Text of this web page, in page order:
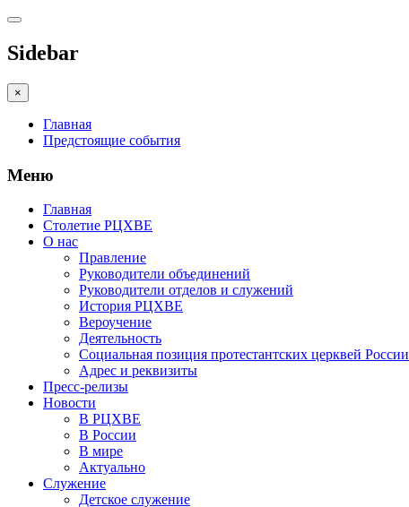
Sidebar
×
Главная
Предстоящие события
Меню
Главная
Столетие РЦХВЕ
О нас
Правление
Руководители объединений
Руководители отделов и служений
История РЦХВЕ
Вероучение
Деятельность
Социальная позиция протестантских церквей России
Адрес и реквизиты
Пресс-релизы
Новости
В РЦХВЕ
В России
В мире
Актуально
Служение
Детское служение